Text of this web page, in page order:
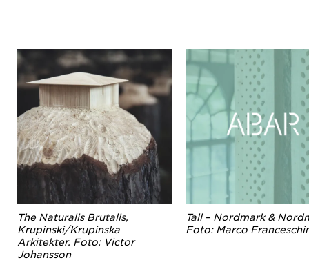
The Naturalis Brutalis,
Krupinski/Krupinska
Arkitekter. Foto: Victor
Johansson
Tall – Nordmark &
Foto: Marco